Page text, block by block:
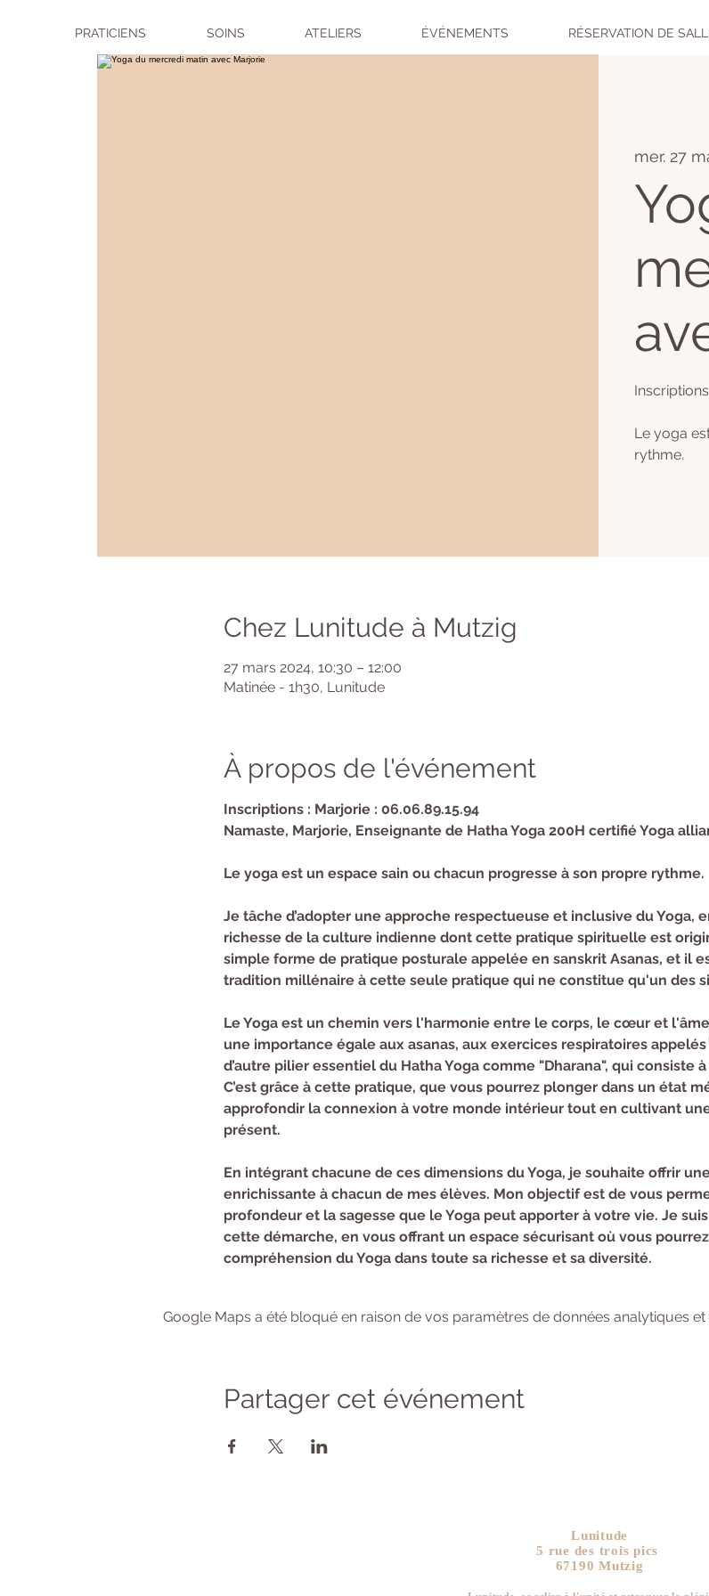
PRATICIENS SOINS ATELIERS ÉVÉNEMENTS RÉSERVATION DE
mer. 27
Le yoga
rythme.
Chez Lunitude à Mutzig
27 mars 2024, 10:30 – 12:00
Matinée - 1h30, Lunitude
À propos de l'événement
Inscriptions : Marjorie : 06.06.89.15.94
Namaste, Marjorie, Enseignante de Hatha Yoga 200H certifié Yoga
Le yoga est un espace sain ou chacun progresse à son propre rythme.
Je tâche d’adopter une approche respectueuse et inclusive du Yoga,
richesse de la culture indienne dont cette pratique spirituelle est
simple forme de pratique posturale appelée en sanskrit Asanas, et il
tradition millénaire à cette seule pratique qui ne constitue qu'un des
Le Yoga est un chemin vers l'harmonie entre le corps, le cœur et
une importance égale aux asanas, aux exercices respiratoires
d’autre pilier essentiel du Hatha Yoga comme "Dharana", qui consiste
C’est grâce à cette pratique, que vous pourrez plonger dans un état
approfondir la connexion à votre monde intérieur tout en cultivant
présent.
En intégrant chacune de ces dimensions du Yoga, je souhaite offrir
enrichissante à chacun de mes élèves. Mon objectif est de vous
profondeur et la sagesse que le Yoga peut apporter à votre vie. Je
cette démarche, en vous offrant un espace sécurisant où vous
compréhension du Yoga dans toute sa richesse et sa diversité.
Google Maps a été bloqué en raison de vos paramètres de données analytiques
Partager cet événement
Lunitude
5 rue des trois pics
67190 Mutzig